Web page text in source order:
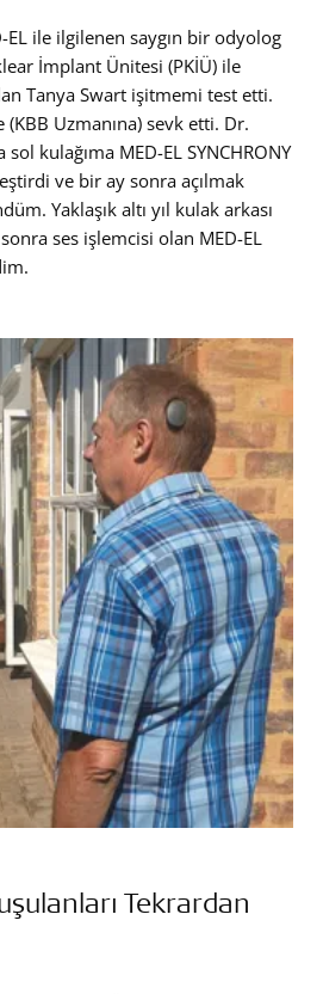
EL ile ilgilenen saygın bir odyolog
İmplant Ünitesi (PKİÜ) ile
Tanya Swart işitmemi test etti.
(KBB Uzmanına) sevk etti. Dr.
kulağıma MED-EL SYNCHRONY
ve bir ay sonra açılmak
Yaklaşık altı yıl kulak arkası
ses işlemcisi olan MED-EL
Tekrardan